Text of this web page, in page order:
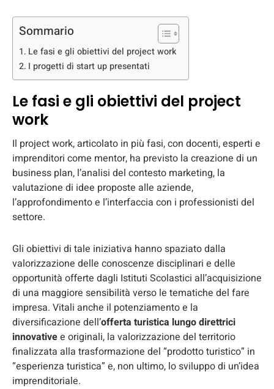
Sommario
Le fasi e gli obiettivi del project work
I progetti di start up presentati
Le fasi e gli obiettivi del project
work
Il project work, articolato in più fasi, con docenti, esperti e
imprenditori come mentor, ha previsto la creazione di un
business plan, l’analisi del contesto marketing, la
valutazione di idee proposte alle aziende,
l’approfondimento e l’interfaccia con i professionisti del
settore.
Gli obiettivi di tale iniziativa hanno spaziato dalla
valorizzazione delle conoscenze disciplinari e delle
opportunità offerte dagli Istituti Scolastici all’acquisizione
di una maggiore sensibilità verso le tematiche del fare
impresa. Vitali anche il potenziamento e la
diversificazione dell’offerta turistica lungo direttrici
innovativee originali, la valorizzazione del territorio
finalizzata alla trasformazione del “prodotto turistico” in
“esperienza turistica” e, non ultimo, lo sviluppo di un’idea
imprenditoriale.